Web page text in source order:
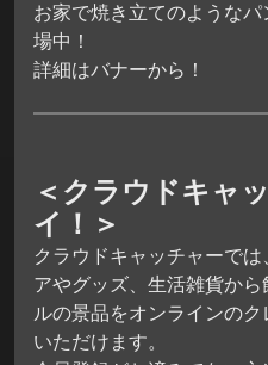
お家で焼き立てのような
場中！
詳細はバナーから！
＜クラウドキャ
イ！＞
クラウドキャッチャーで
アやグッズ、生活雑貨か
ルの景品をオンラインの
いただけます。